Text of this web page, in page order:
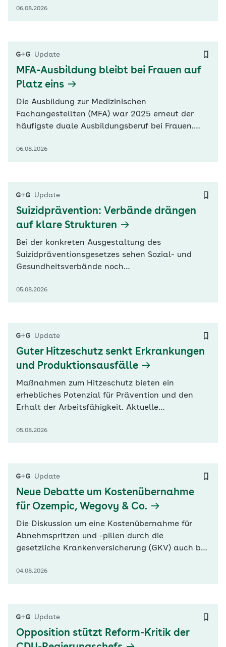
EMAH zeigen sich angesichts dieser Zahlen
06.08.2026
Update
MFA-Ausbildung bleibt bei Frauen auf
Platz eins
Die Ausbildung zur Medizinischen
Fachangestellten (MFA) war 2025 erneut der
häufigste duale Ausbildungsberuf bei Frauen.
(Destatis) entschieden sich 16.100 Frauen dafür.
angesichts des…
06.08.2026
Update
Suizidprävention: Verbände drängen
auf klare Strukturen
Bei der konkreten Ausgestaltung des
Suizidpräventionsgesetzes sehen Sozial- und
Gesundheitsverbände noch
Spitzenverband (GKV-SV) warnt in seiner
Aufgaben nicht aus Beitragsmitteln finanziert
werden. Weitere…
05.08.2026
Update
Guter Hitzeschutz senkt Erkrankungen
und Produktionsausfälle
Maßnahmen zum Hitzeschutz bieten ein
erhebliches Potenzial für Prävention und den
Erhalt der Arbeitsfähigkeit. Aktuelle
Teil der Beschäftigten durch Hitze stark belastet
05.08.2026
Update
Neue Debatte um Kostenübernahme
für Ozempic, Wegovy & Co.
Die Diskussion um eine Kostenübernahme für
Abnehmspritzen und -pillen durch die
gesetzliche Krankenversicherung (GKV) auch bei
Deutschlandchef des Pharmakonzerns Eli Lilly,
04.08.2026
Update
Opposition stützt Reform-Kritik der